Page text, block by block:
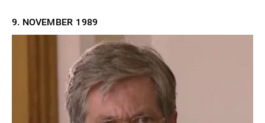
9. NOVEMBER 1989